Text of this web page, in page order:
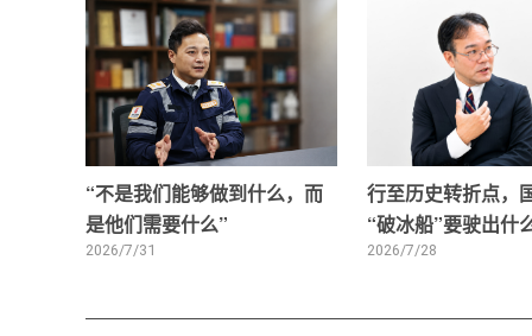
“不是我们能够做到什么，而
是他们需要什么”
2026/7/31
行至历史转折点，
“破冰船”要驶出什
2026/7/28